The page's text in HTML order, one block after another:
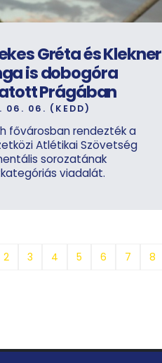
Gréta és Klekner
is dobogóra
Prágában
06. 06. (KEDD)
fővárosban rendezték a
Atlétikai Szövetség
sorozatának
viadalát.
2 3 4 5 6 7 8